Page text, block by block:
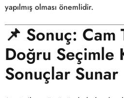
yapılmış olması önemlidir.
📌 Sonuç: Cam
Doğru Seçimle
Sonuçlar Sunar